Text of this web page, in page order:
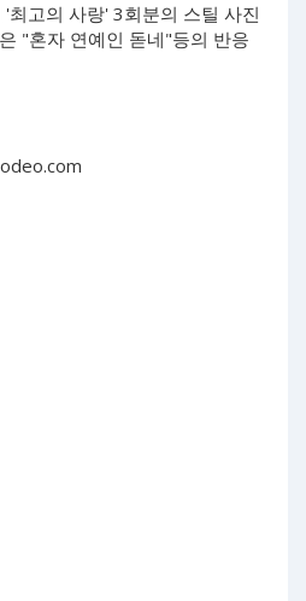
최고의 사랑' 3회분의 스틸 사진
"혼자 연예인 돋네"등의 반응